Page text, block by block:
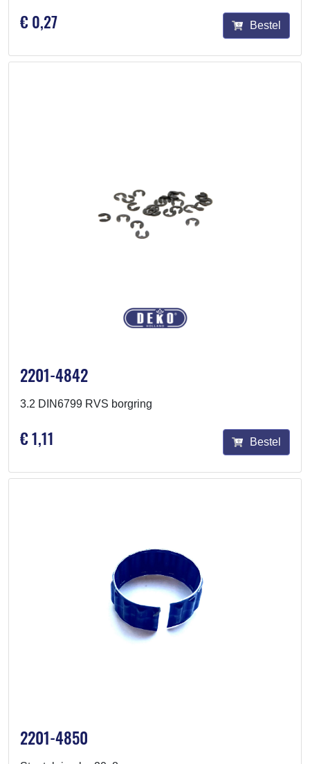
€ 0,27 Bestel
2201-4842
3.2 DIN6799 RVS borgring
€ 1,11 Bestel
2201-4850